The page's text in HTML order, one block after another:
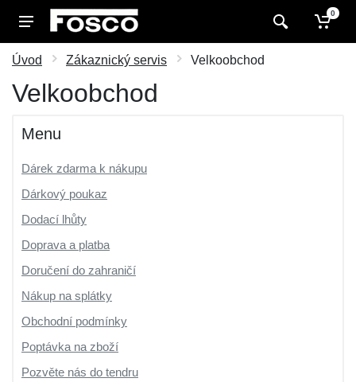
0
Úvod Zákaznický servis Velkoobchod
Velkoobchod
Menu
Dárek zdarma k nákupu
Dárkový poukaz
Dodací lhůty
Doprava a platba
Doručení do zahraničí
Nákup na splátky
Obchodní podmínky
Poptávka na zboží
Pozvěte nás do tendru